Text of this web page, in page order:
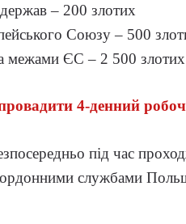
– 200 злотих
Союзу – 500
межами ЄС – 2 500 злотих
4-денний
під час
службами